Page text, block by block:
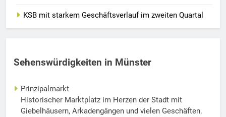
KSB mit starkem Geschäftsverlauf im zweiten Quartal
Sehenswürdigkeiten in Münster
Prinzipalmarkt
Historischer Marktplatz im Herzen der Stadt mit
Giebelhäusern, Arkadengängen und vielen Geschäften.